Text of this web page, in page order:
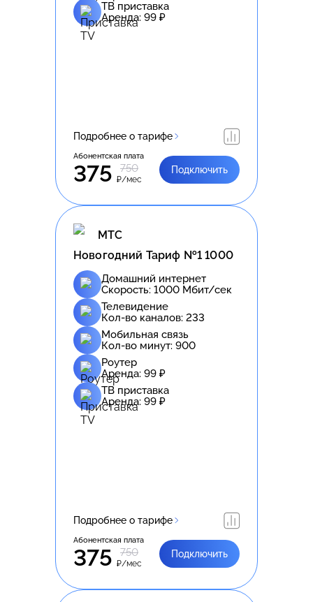
ТВ приставка
Аренда: 99 ₽
Подробнее о тарифе
Абонентская плата
375 750
₽/мес
Подключить
МТС
Новогодний Тариф №1 1000
Домашний интернет
Скорость: 1000 Мбит/сек
Телевидение
Кол-во каналов: 233
Мобильная связь
Кол-во минут: 900
Роутер
Аренда: 99 ₽
ТВ приставка
Аренда: 99 ₽
Подробнее о тарифе
Абонентская плата
375 750
₽/мес
Подключить